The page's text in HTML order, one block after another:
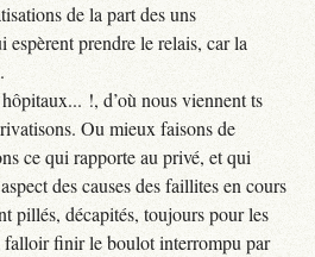
de la part des uns
espèrent prendre le relais, car la
!, d’où nous viennent ts
Ou mieux faisons de
ce qui rapporte au privé, et qui
des causes des faillites en cours
pillés, décapités, toujours pour les
falloir finir le boulot interrompu par